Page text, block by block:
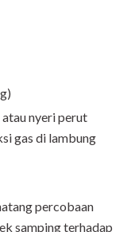
nyeri perut
gas di lambung
percobaan
samping terhadap